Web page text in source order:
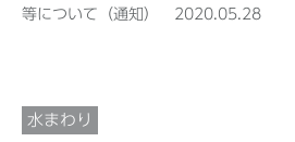
等について（通知） 2020.05.28
水まわり